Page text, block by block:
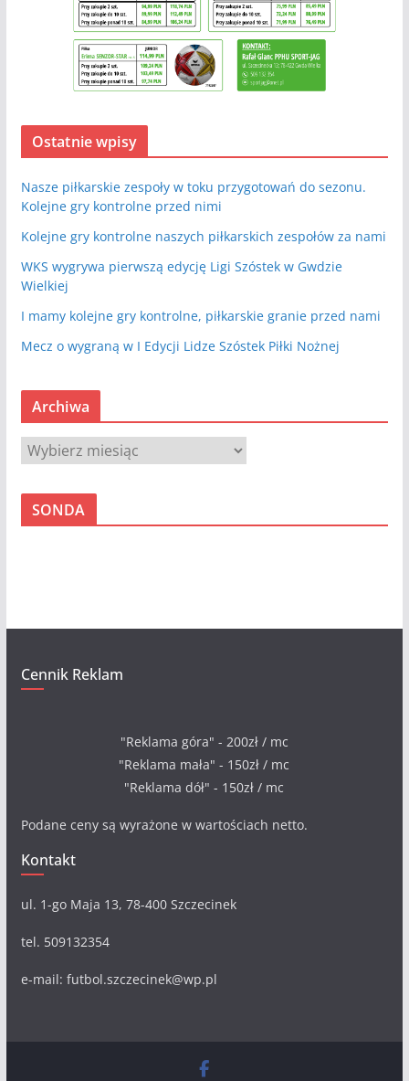
Ostatnie wpisy
Nasze piłkarskie zespoły w toku przygotowań do sezonu.
Kolejne gry kontrolne przed nimi
Kolejne gry kontrolne naszych piłkarskich zespołów za nami
WKS wygrywa pierwszą edycję Ligi Szóstek w Gwdzie
Wielkiej
I mamy kolejne gry kontrolne, piłkarskie granie przed nami
Mecz o wygraną w I Edycji Lidze Szóstek Piłki Nożnej
Archiwa
A
r
c
SONDA
Cennik Reklam
"Reklama góra" - 200zł / mc
"Reklama mała" - 150zł / mc
"Reklama dół" - 150zł / mc
Podane ceny są wyrażone w wartościach netto.
Kontakt
ul. 1-go Maja 13, 78-400 Szczecinek
tel. 509132354
e-mail: futbol.szczecinek@wp.pl